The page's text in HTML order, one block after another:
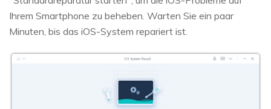
Ihrem Smartphone zu beheben. Warten Sie ein paar
Minuten, bis das iOS-System repariert ist.